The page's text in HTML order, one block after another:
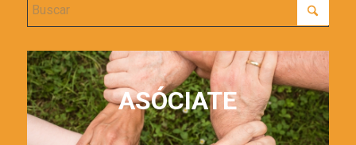
ASÓCIATE